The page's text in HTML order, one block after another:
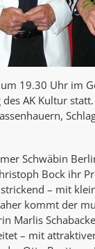
19.30 Uhr im
AK Kultur
Schwäbin
Bock ihr
– mit
kommt der
Marlis
– mit